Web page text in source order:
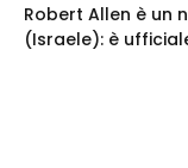
Robert Allen è un
(Israele): è